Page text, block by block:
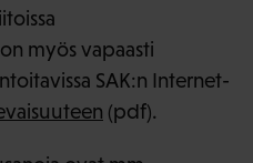
myös vapaasti
SAK:n Internet-
(pdf).